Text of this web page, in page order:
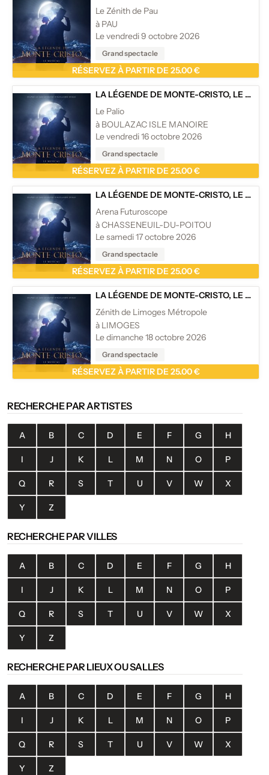
Le Zénith de Pau
à PAU
Le vendredi 9 octobre 2026
Grand spectacle
RÉSERVEZ À PARTIR DE 25.00 €
LA LÉGENDE DE MONTE-CRISTO, LE MUSICAL
Le Palio
à BOULAZAC ISLE MANOIRE
Le vendredi 16 octobre 2026
Grand spectacle
RÉSERVEZ À PARTIR DE 25.00 €
LA LÉGENDE DE MONTE-CRISTO, LE MUSICAL
Arena Futuroscope
à CHASSENEUIL-DU-POITOU
Le samedi 17 octobre 2026
Grand spectacle
RÉSERVEZ À PARTIR DE 25.00 €
LA LÉGENDE DE MONTE-CRISTO, LE MUSICAL
Zénith de Limoges Métropole
à LIMOGES
Le dimanche 18 octobre 2026
Grand spectacle
RÉSERVEZ À PARTIR DE 25.00 €
RECHERCHE PAR ARTISTES
A B C D E F G H
I J K L M N O P
Q R S T U V W X
Y Z
RECHERCHE PAR VILLES
A B C D E F G H
I J K L M N O P
Q R S T U V W X
Y Z
RECHERCHE PAR LIEUX OU SALLES
A B C D E F G H
I J K L M N O P
Q R S T U V W X
Y Z